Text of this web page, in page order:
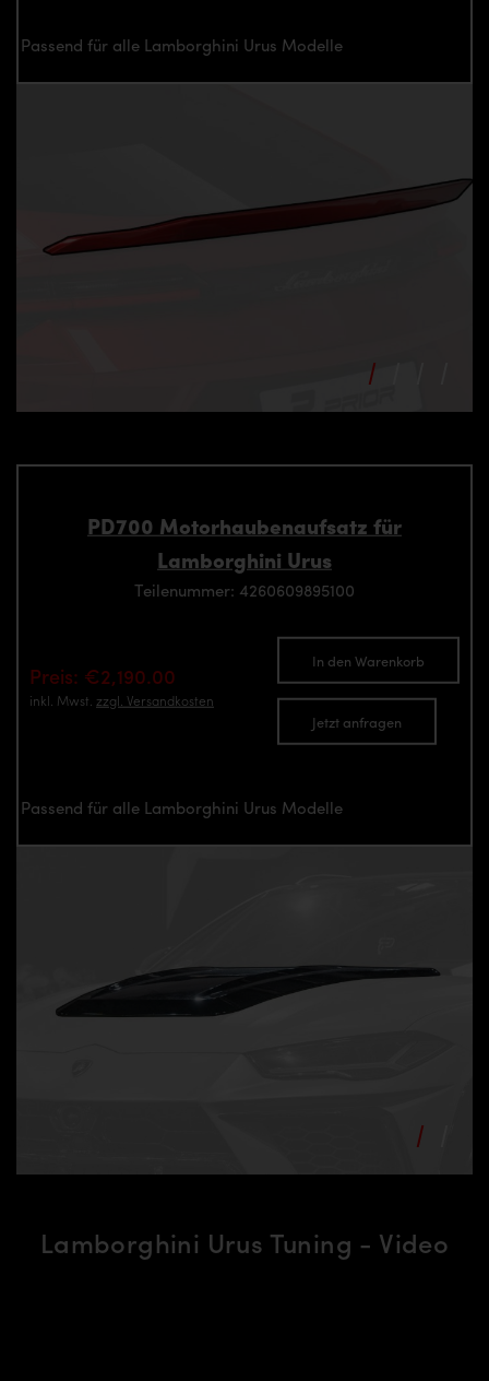
Passend für alle Lamborghini Urus Modelle
PD700 Motorhaubenaufsatz für
Lamborghini Urus
Teilenummer: 4260609895100
Preis: €2,190.00
inkl. Mwst. zzgl. Versandkosten
In den Warenkorb
Jetzt anfragen
Passend für alle Lamborghini Urus Modelle
Lamborghini Urus Tuning - Video